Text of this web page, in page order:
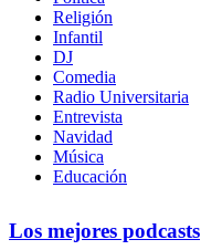
Religión
Infantil
DJ
Comedia
Radio Universitaria
Entrevista
Navidad
Música
Educación
Los mejores podcasts